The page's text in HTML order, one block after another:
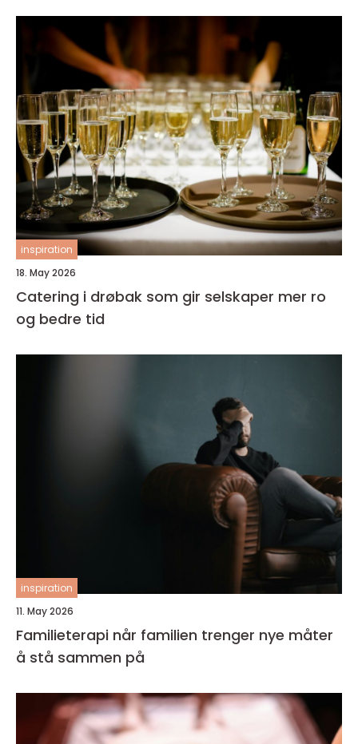
inspiration
18. May 2026
Catering i drøbak som gir selskaper mer ro
og bedre tid
inspiration
11. May 2026
Familieterapi når familien trenger nye måter
å stå sammen på